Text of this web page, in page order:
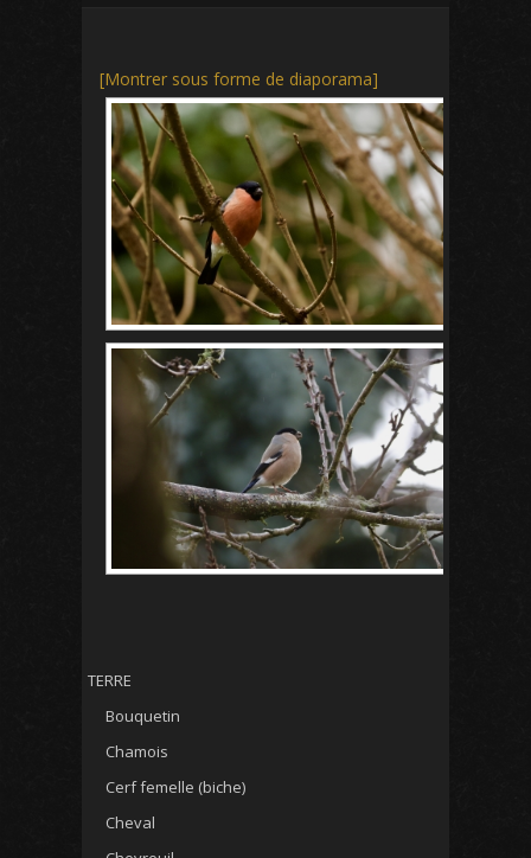
[Montrer sous forme de diaporama]
TERRE
Bouquetin
Chamois
Cerf femelle (biche)
Cheval